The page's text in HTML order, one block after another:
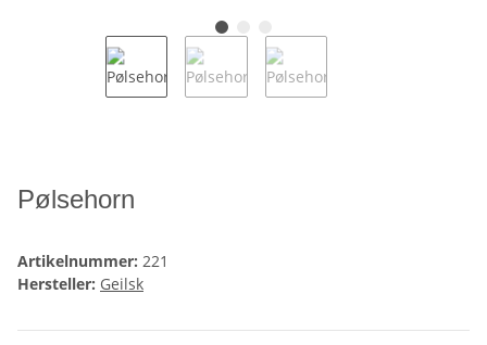
Pølsehorn
Artikelnummer: 221
Hersteller: Geilsk